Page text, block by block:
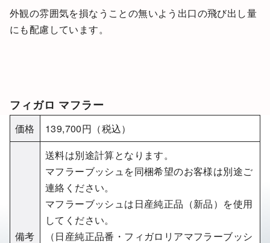
外観の雰囲気を損なうことの無いよう出口の飛び出し量
にも配慮しています。
フィガロ マフラー
価格 139,700円（税込）
備考
送料は別途計算となります。
マフラーブッシュを同梱希望のお客様は別途ご
連絡ください。
マフラーブッシュは日産純正品（新品）を使用
してください。
（日産純正品番・フィガロリアマフラーブッシ